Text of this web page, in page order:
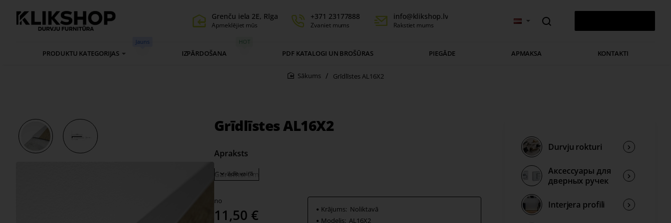
Grenču iela 2E, Rīga
Apmeklējiet mūs
+371 23177888
Zvaniet mums
info@klikshop.lv
Rakstiet mums
PRODUKTU KATEGORIJAS
Jauns
IZPĀRDOŠANA
HOT
PDF KATALOGI UN BROŠŪRAS PIEGĀDE APMAKSA KONTAKTI
Grīdlīstes AL16X2
Grīdlīstes AL16X2
Apraksts
Garums:2m
no
11,50 € Krājums: Noliktavā
Modelis: AL16X2
Durvju rokturi
Аксессуары для
дверных ручек
Interjera profili